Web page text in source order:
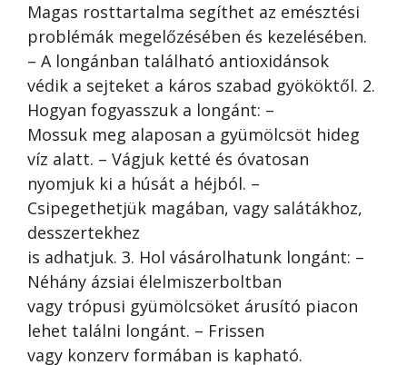
Magas rosttartalma segíthet az emésztési
problémák megelőzésében és kezelésében.
– A longánban található antioxidánsok
védik a sejteket a káros szabad gyököktől. 2.
Hogyan fogyasszuk a longánt: –
Mossuk meg alaposan a gyümölcsöt hideg
víz alatt. – Vágjuk ketté és óvatosan
nyomjuk ki a húsát a héjból. –
Csipegethetjük magában, vagy salátákhoz,
desszertekhez
is adhatjuk. 3. Hol vásárolhatunk longánt: –
Néhány ázsiai élelmiszerboltban
vagy trópusi gyümölcsöket árusító piacon
lehet találni longánt. – Frissen
vagy konzerv formában is kapható.